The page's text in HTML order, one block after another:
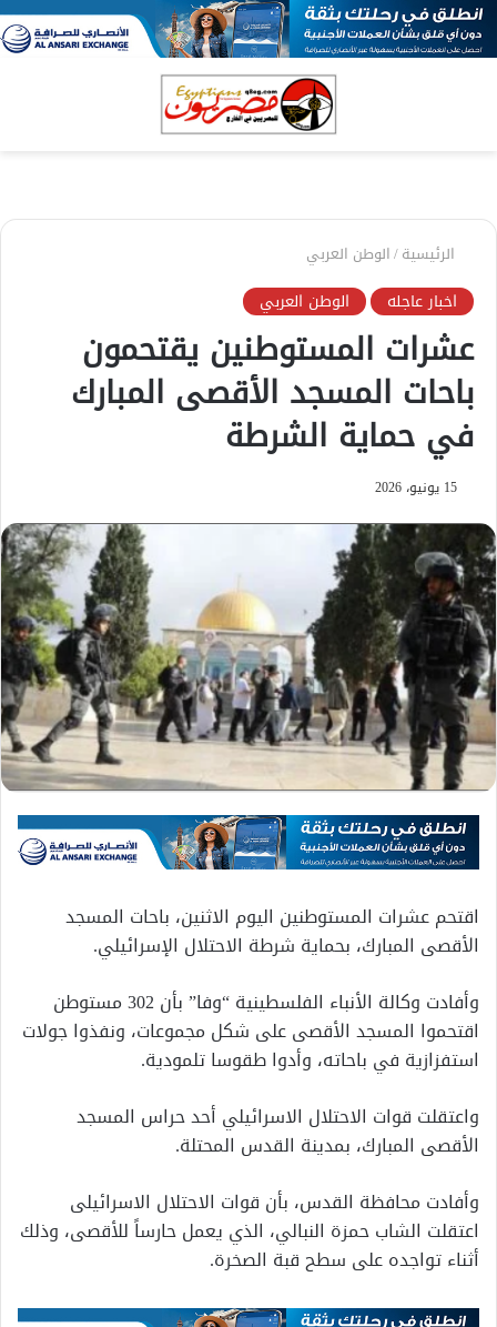
الرئيسية/الوطن العربي
اخبار عاجله الوطن العربي
عشرات المستوطنين يقتحمون
باحات المسجد الأقصى المبارك
في حماية الشرطة
15 يونيو، 2026
اقتحم عشرات المستوطنين اليوم الاثنين، باحات المسجد
الأقصى المبارك، بحماية شرطة الاحتلال الإسرائيلي.
وأفادت وكالة الأنباء الفلسطينية “وفا” بأن 302 مستوطن
اقتحموا المسجد الأقصى على شكل مجموعات، ونفذوا جولات
استفزازية في باحاته، وأدوا طقوسا تلمودية.
واعتقلت قوات الاحتلال الاسرائيلي أحد حراس المسجد
الأقصى المبارك، بمدينة القدس المحتلة.
وأفادت محافظة القدس، بأن قوات الاحتلال الاسرائيلى
اعتقلت الشاب حمزة النبالي، الذي يعمل حارساً للأقصى، وذلك
أثناء تواجده على سطح قبة الصخرة.